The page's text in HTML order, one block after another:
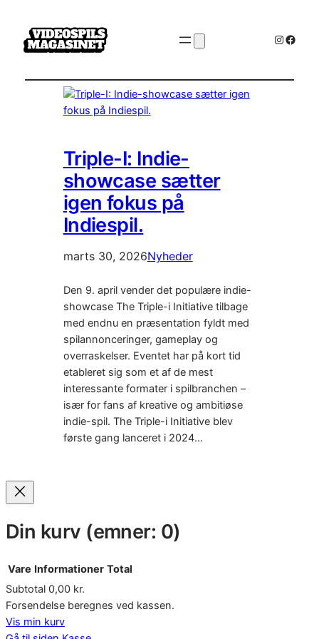
Triple-I: Indie-
showcase sætter
igen fokus på
Indiespil.
marts 30, 2026Nyheder
Den 9. april vender det populære indie-
showcase The Triple-i Initiative tilbage
med endnu en præsentation fyldt med
spilannonceringer, gameplay og
overraskelser. Eventet har på kort tid
etableret sig som et af de mest
interessante formater i spilbranchen –
især for fans af kreative og ambitiøse
indie-spil. The Triple-i Initiative blev
første gang lanceret i 2024…
Din kurv (emner: 0)
Varer
i
Vare Informationer Total
Subtotal 0,00 kr.
Forsendelse beregnes ved kassen.
Vis min kurv